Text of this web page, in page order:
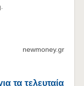
newmoney.gr
τα τελευταία